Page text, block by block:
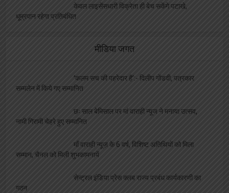
केवल लाइसेंसधारी विक्रेता ही बेच सकेंगे पटाखे,
धूम्रपान रहेगा प्रतिबंधित
मीडिया जगत
‘कलम सच की पहरेदार है’:- दिलीप गोंडवी, पत्रकार
सम्मलेन में किये गए सम्मानित
छः साल बेमिसाल पर मां वाराही न्यूज ने मनाया उत्सव,
नामी गिरामी चेहरे हुए सम्मानित
माँ वाराही न्यूज़ के 6 वर्ष, विशिष्ट अतिथियों को मिला
सम्मान, चैनल को मिली शुभकामनायें
सेन्ट्रल इंडिया प्रेस क्लब राज्य प्रबंध कार्यकारणी का
गठन